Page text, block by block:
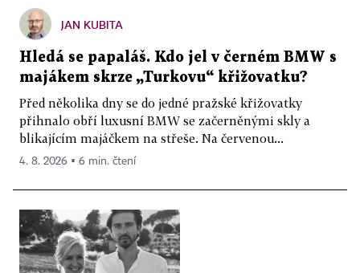
JAN KUBITA
Hledá se papaláš. Kdo jel v černém BMW s
majákem skrze „Turkovu“ křižovatku?
Před několika dny se do jedné pražské křižovatky
přihnalo obří luxusní BMW se začerněnými skly a
blikajícím majáčkem na střeše. Na červenou...
4. 8. 2026 ▪ 6 min. čtení